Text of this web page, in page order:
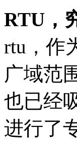
RTU，
rtu，作
广域范
也已经
进行了